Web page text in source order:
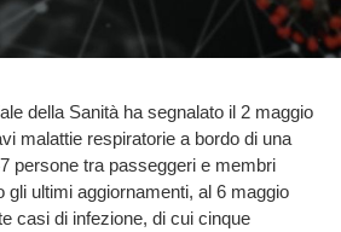
della Sanità ha segnalato il 2 maggio
malattie respiratorie a bordo di una
persone tra passeggeri e membri
gli ultimi aggiornamenti, al 6 maggio
casi di infezione, di cui cinque